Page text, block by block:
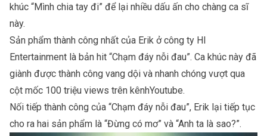
khúc “Mình chia tay đi” để lại nhiều dấu ấn cho chàng ca sĩ
này.
Sản phẩm thành công nhất của Erik ở công ty HI
Entertainment là bản hit “Chạm đáy nỗi đau”. Ca khúc này đã
giành được thành công vang dội và nhanh chóng vượt qua
cột mốc 100 triệu views trên kênhYoutube.
Nối tiếp thành công của “Chạm đáy nỗi đau”, Erik lại tiếp tục
cho ra hai sản phẩm là “Đừng có mơ” và “Anh ta là sao?”.